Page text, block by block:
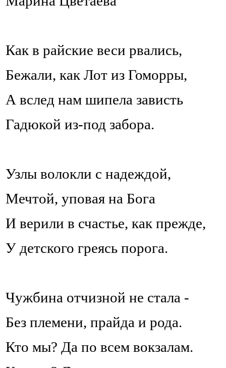
Как в райские веси рвались,
Бежали, как Лот из Гоморры,
А вслед нам шипела зависть
Гадюкой из-под забора.
Узлы волокли с надеждой,
Мечтой, уповая на Бога
И верили в счастье, как прежде,
У детского греясь порога.
Чужбина отчизной не стала -
Без племени, прайда и рода.
Кто мы? Да по всем вокзалам.